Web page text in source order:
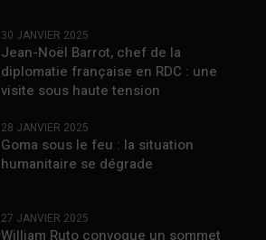
30 JANVIER 2025
Jean-Noël Barrot, chef de la
diplomatie française en RDC : une
visite sous haute tension
28 JANVIER 2025
Goma sous le feu : la situation
humanitaire se dégrade
27 JANVIER 2025
William Ruto convoque un sommet